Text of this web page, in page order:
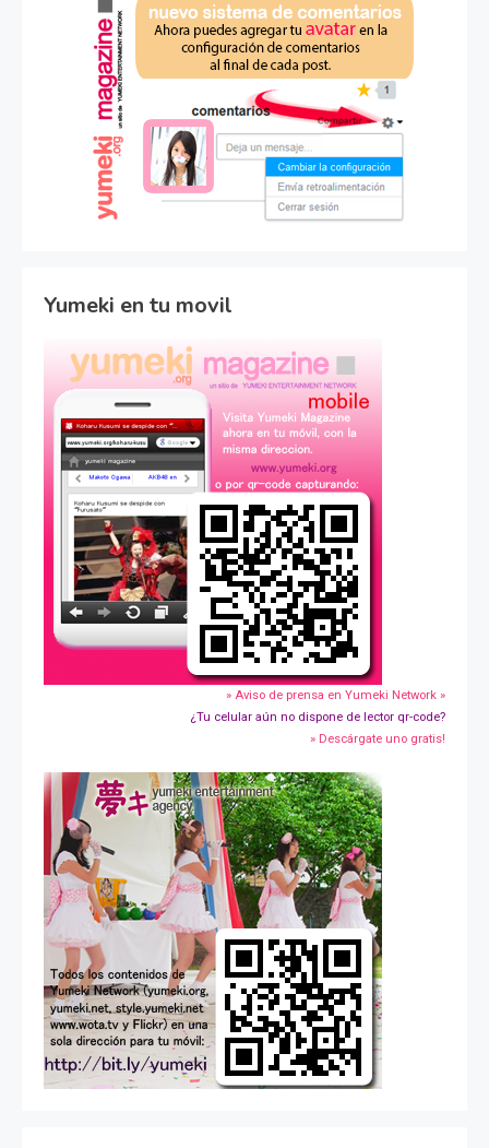
Yumeki en tu movil
» Aviso de prensa en Yumeki Network »
¿Tu celular aún no dispone de lector qr-code?
» Descárgate uno gratis!